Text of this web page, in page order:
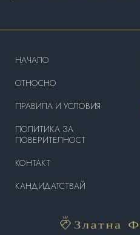
HAЧАЛО
OТНОСНО
ПРАВИЛА И УСЛОВИЯ
ПОЛИТИКА ЗА
ПОВЕРИТЕЛНОСТ
КОНТАКТ
КАНДИДАТСТВАЙ